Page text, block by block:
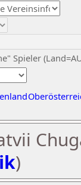
Spieler
)